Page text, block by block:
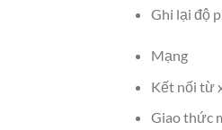
Ghi lại độ
Mạng
Kết nối từ
Giao thức